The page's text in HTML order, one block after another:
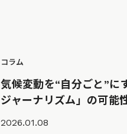
コラム
気候変動を“自分ごと”に
ジャーナリズム」の可能
2026.01.08